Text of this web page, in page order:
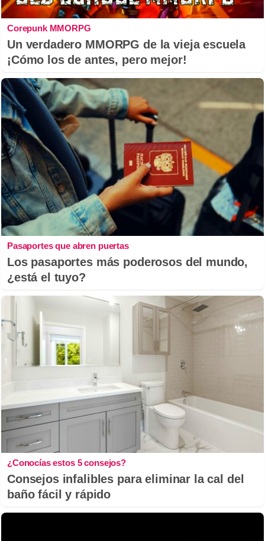
Corepunk MMORPG
Un verdadero MMORPG de la vieja escuela
¡Cómo los de antes, pero mejor!
Pasaportes que abren puertas
Los pasaportes más poderosos del mundo,
¿está el tuyo?
¿Conocías estos 5 consejos?
Consejos infalibles para eliminar la cal del
baño fácil y rápido